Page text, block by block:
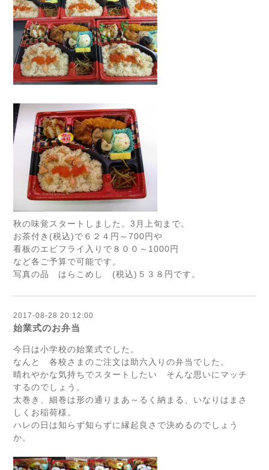
秋の味覚スタートしました。3月上旬まで。
お茶付き(税込)で６２４円～700円や
看板のエビフライ入りで８００～1000円
など各ご予算で可能です。
写真の品 はらこめし (税込)５３８円です。
2017-08-28 20:12:00
始業式のお弁当
今日は小学校の始業式でした。
なんと 各校さまのご注文は助六入りの弁当でした。
晴れやかな気持ちでスタートしたい そんな思いにマッチ
するのでしょう。
太巻き、細巻は形の通りまあ～るく納まる、いなりはまさ
しくお稲荷様。
ハレの日は知らず知らずに縁起良さで決めるのでしょう
か。